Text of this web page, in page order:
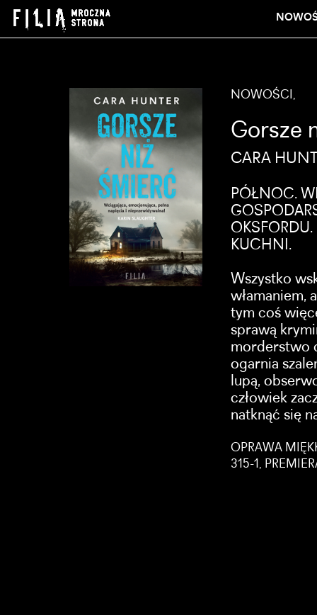
NOWOŚCI,
Gorsze
CARA
PÓŁNOC.
KUCHNI.
Wszystko
włamaniem,
tym coś
sprawą
morderstwo
ogarnia
lupą,
człowiek
natknąć się
OPRAWA
315-1,